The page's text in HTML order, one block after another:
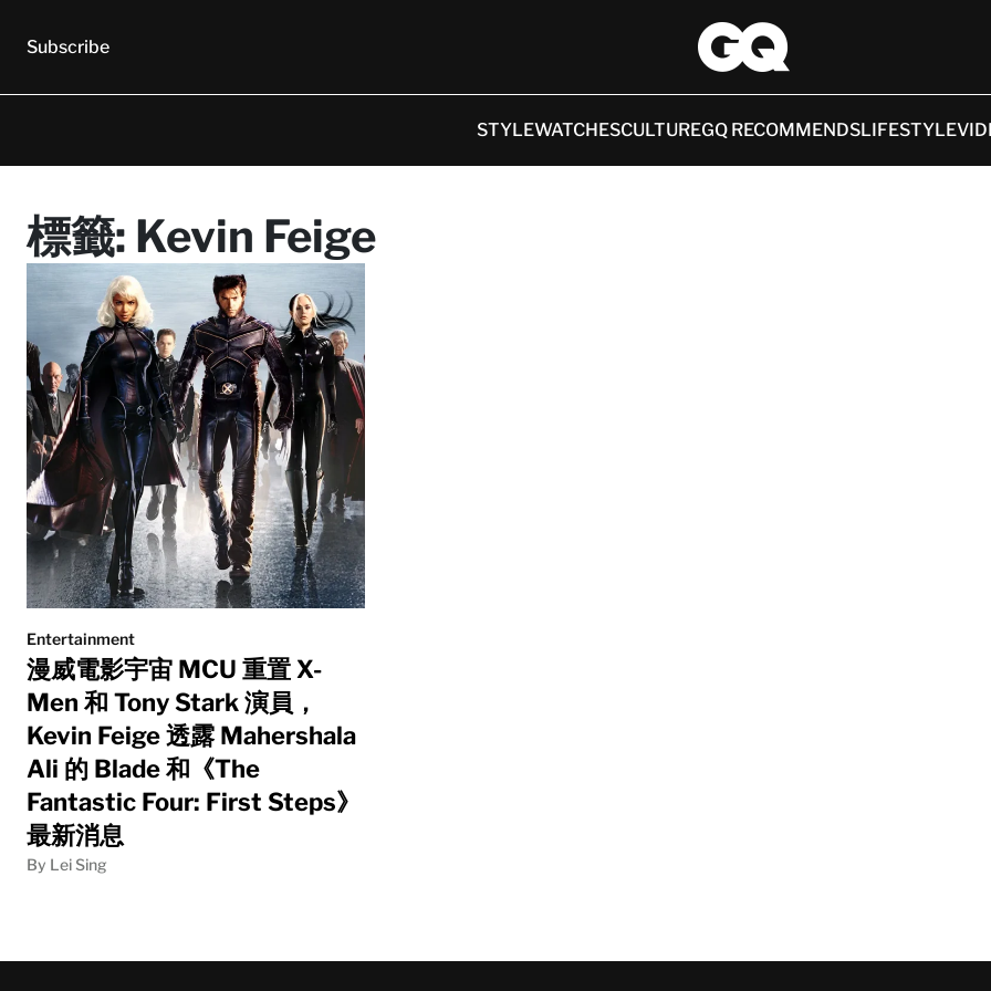
Subscribe
STYLEWATCHESCULTUREGQ RECOMMENDSLIFESTYLE
標籤: Kevin Feige
Entertainment
漫威電影宇宙 MCU 重置 X-
Men 和 Tony Stark 演員，
Kevin Feige 透露 Mahershala
Ali 的 Blade 和《The
Fantastic Four: First Steps》
最新消息
By Lei Sing